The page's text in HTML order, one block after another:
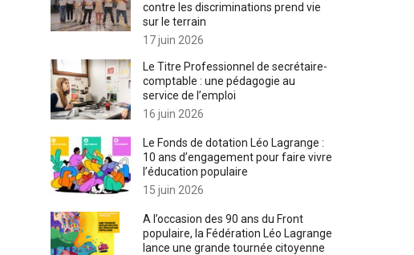
contre les discriminations prend vie
sur le terrain
17 juin 2026
Le Titre Professionnel de secrétaire-
comptable : une pédagogie au
service de l’emploi
16 juin 2026
Le Fonds de dotation Léo Lagrange :
10 ans d’engagement pour faire vivre
l’éducation populaire
15 juin 2026
A l’occasion des 90 ans du Front
populaire, la Fédération Léo Lagrange
lance une grande tournée citoyenne